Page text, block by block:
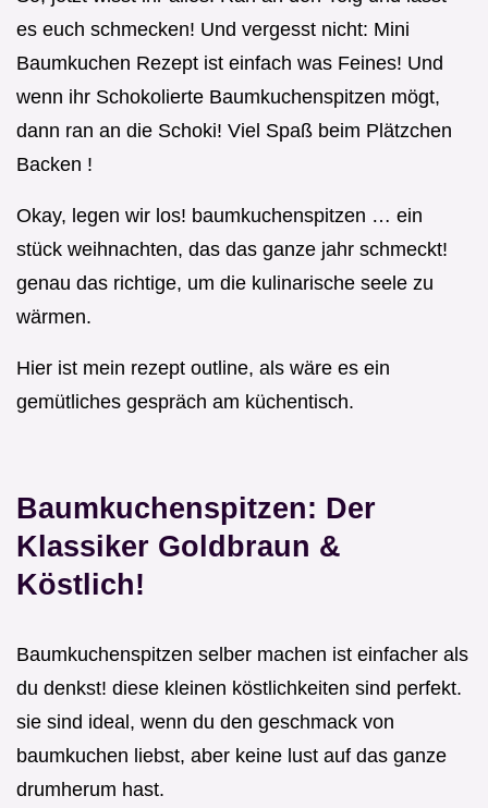
es euch schmecken! Und vergesst nicht: Mini
Baumkuchen Rezept ist einfach was Feines! Und
wenn ihr Schokolierte Baumkuchenspitzen mögt,
dann ran an die Schoki! Viel Spaß beim Plätzchen
Backen !
Okay, legen wir los! baumkuchenspitzen … ein
stück weihnachten, das das ganze jahr schmeckt!
genau das richtige, um die kulinarische seele zu
wärmen.
Hier ist mein rezept outline, als wäre es ein
gemütliches gespräch am küchentisch.
Baumkuchenspitzen: Der
Klassiker Goldbraun &
Köstlich!
Baumkuchenspitzen selber machen ist einfacher als
du denkst! diese kleinen köstlichkeiten sind perfekt.
sie sind ideal, wenn du den geschmack von
baumkuchen liebst, aber keine lust auf das ganze
drumherum hast.